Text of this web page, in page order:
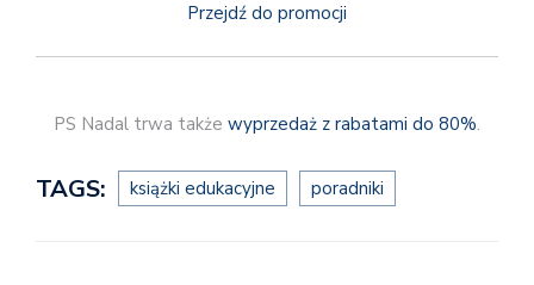
Przejdź do promocji
PS Nadal trwa także wyprzedaż z rabatami do 80%.
TAGS: książki edukacyjne poradniki